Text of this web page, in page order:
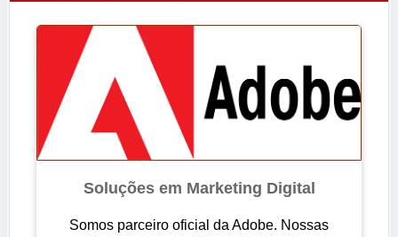
Soluções em Marketing Digital
Somos parceiro oficial da Adobe. Nossas